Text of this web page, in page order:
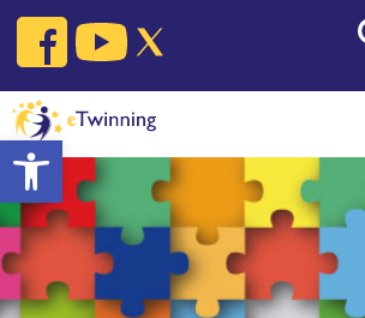
Open toolbar
Skip
content